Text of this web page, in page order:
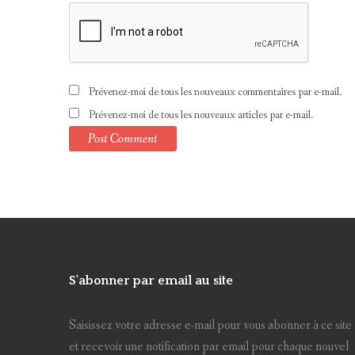
Prévenez-moi de tous les nouveaux commentaires par e-mail.
Prévenez-moi de tous les nouveaux articles par e-mail.
S'abonner par email au site
Saisissez votre adresse e-mail pour vous abonner à ce site
et recevoir une notification par email pour chaque nouvel